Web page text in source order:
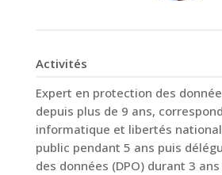
Activités
Expert en protection des
depuis plus de 9 ans,
informatique et libertés
public pendant 5 ans puis
des données (DPO) durant 3